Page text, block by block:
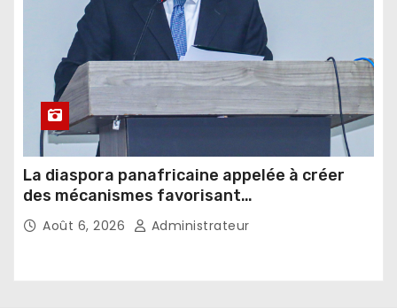
La diaspora panafricaine appelée à créer
des mécanismes favorisant
l’investissement dans les pays d’origine
Août 6, 2026 Administrateur